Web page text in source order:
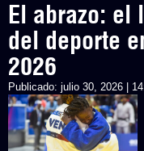
El abrazo: el
del deporte
2026
Publicado: julio 30, 2026 |